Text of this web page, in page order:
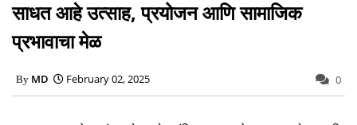
साधत आहे उत्साह, प्रयोजन आणि सामाजिक
प्रभावाचा मेळ
MD February 02, 2025 0